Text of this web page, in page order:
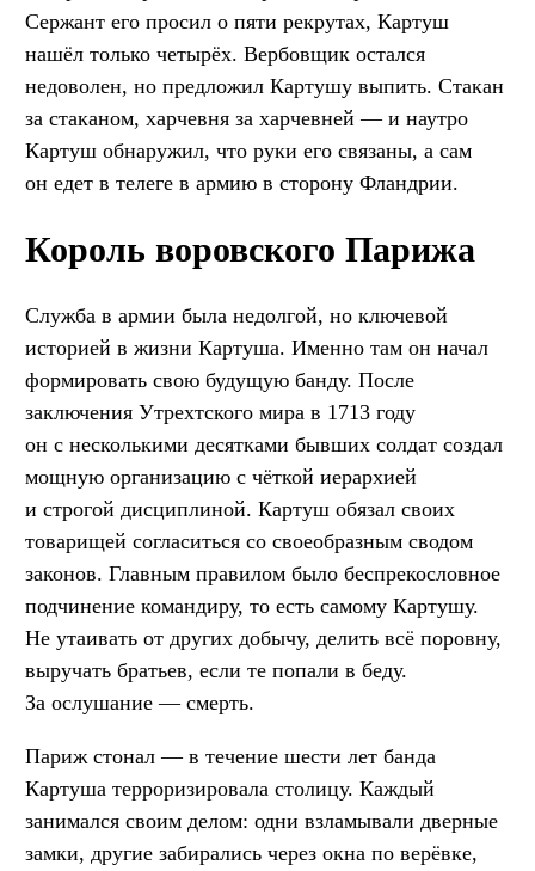
Сержант его просил о пяти рекрутах, Картуш
нашёл только четырёх. Вербовщик остался
недоволен, но предложил Картушу выпить. Стакан
за стаканом, харчевня за харчевней — и наутро
Картуш обнаружил, что руки его связаны, а сам
он едет в телеге в армию в сторону Фландрии.
Король воровского Парижа
Служба в армии была недолгой, но ключевой
историей в жизни Картуша. Именно там он начал
формировать свою будущую банду. После
заключения Утрехтского мира в 1713 году
он с несколькими десятками бывших солдат создал
мощную организацию с чёткой иерархией
и строгой дисциплиной. Картуш обязал своих
товарищей согласиться со своеобразным сводом
законов. Главным правилом было беспрекословное
подчинение командиру, то есть самому Картушу.
Не утаивать от других добычу, делить всё поровну,
выручать братьев, если те попали в беду.
За ослушание — смерть.
Париж стонал — в течение шести лет банда
Картуша терроризировала столицу. Каждый
занимался своим делом: одни взламывали дверные
замки, другие забирались через окна по верёвке,